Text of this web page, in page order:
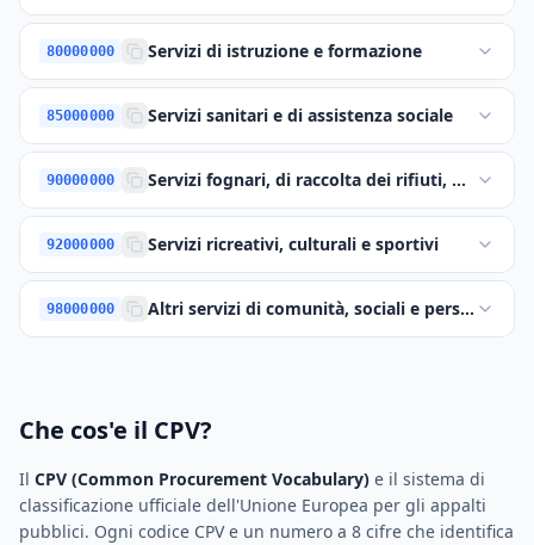
80000000 Servizi di istruzione e formazione
85000000 Servizi sanitari e di assistenza sociale
90000000 Servizi fognari, di raccolta dei rifiuti, di pulizia
92000000 Servizi ricreativi, culturali e sportivi
98000000 Altri servizi di comunità, sociali e personali
Che cos'e il CPV?
Il CPV (Common Procurement Vocabulary) e il sistema di
classificazione ufficiale dell'Unione Europea per gli appalti
pubblici. Ogni codice CPV e un numero a 8 cifre che identifica